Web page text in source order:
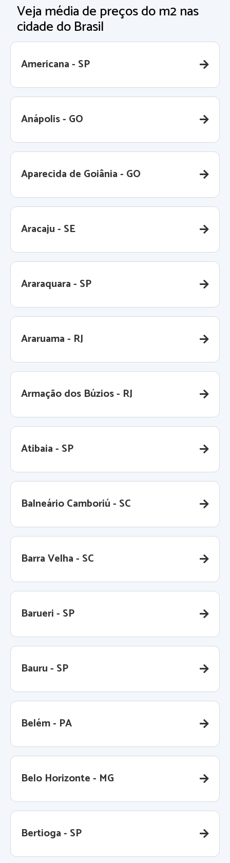
Veja média de preços do m2 nas
cidade do Brasil
Americana - SP
Anápolis - GO
Aparecida de Goiânia - GO
Aracaju - SE
Araraquara - SP
Araruama - RJ
Armação dos Búzios - RJ
Atibaia - SP
Balneário Camboriú - SC
Barra Velha - SC
Barueri - SP
Bauru - SP
Belém - PA
Belo Horizonte - MG
Bertioga - SP